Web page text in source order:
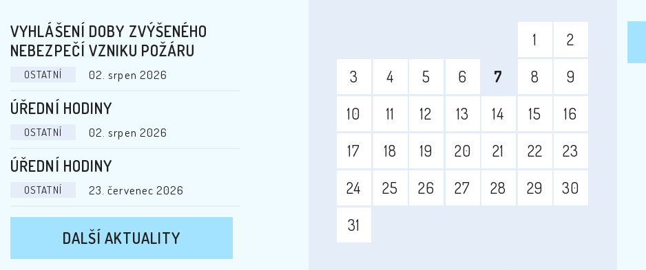
VYHLÁŠENÍ DOBY ZVÝŠENÉHO
NEBEZPEČÍ VZNIKU POŽÁRU
OSTATNÍ 02. srpen 2026
ÚŘEDNÍ HODINY
OSTATNÍ 02. srpen 2026
ÚŘEDNÍ HODINY
OSTATNÍ 23. červenec 2026
DALŠÍ AKTUALITY
1
2
3
4 5 6 7 8
9
10
11 12 13 14 15
16
17
18 19 20 21 22
23
24
25 26 27 28 29
30
31